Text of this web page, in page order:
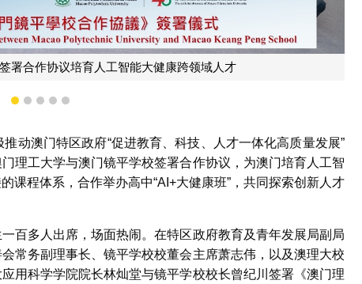
1
2 3 4 5
动澳门特区政府“促进教育、科技、人才一体化高质量发展”
理工大学与澳门镜平学校签署合作协议，为澳门培育人工智
课程体系，合作举办高中“AI+大健康班”，共同探索创新人才
百多人出席，场面热闹。在特区政府教育及青年发展局副局
常务副理事长、镜平学校校董会主席萧志伟，以及澳理大校
用科学学院院长林灿堂与镜平学校校长曾纪川签署《澳门理